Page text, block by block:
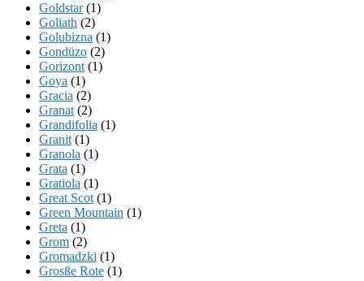
Goldstar(1)
Goliath (2)
Golubizna (1)
Gondüzo (2)
Gorizont (1)
Goya (1)
Gracia (2)
Granat (2)
Grandifolia (1)
Granit (1)
Granola (1)
Grata (1)
Gratiola (1)
Great Scot (1)
Green Mountain (1)
Greta (1)
Grom (2)
Gromadzki (1)
Grosße Rote (1)